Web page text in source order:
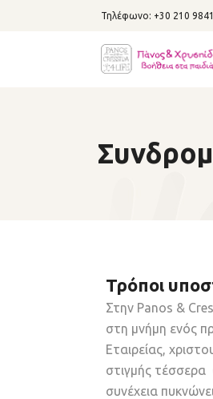
Τηλέφωνο: +30 210
Τρόποι
Στην Panos &
στη μνήμη ενός
Εταιρείας,
στιγμής
συνέχεια